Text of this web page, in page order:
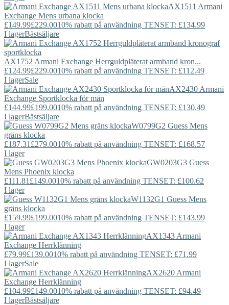
AX1511 Armani
Exchange Mens urbana klocka
£149.99£229.0010% rabatt på användning TENSET: £134.99
I lagerBästsäljare
AX1752 Armani Exchange Herrguldpläterat armband kron...
£124.99£229.0010% rabatt på användning TENSET: £112.49
I lagerSale
AX2430 Armani
Exchange Sportklocka för män
£144.99£199.0010% rabatt på användning TENSET: £130.49
I lagerBästsäljare
W0799G2 Guess Mens
gräns klocka
£187.31 £279.0010% rabatt på användning TENSET: £168.57
I lager
GW0203G3 Guess
Mens Phoenix klocka
£111.81 £149.0010% rabatt på användning TENSET: £100.62
I lager
W1132G1 Guess Mens
gräns klocka
£159.99£199.0010% rabatt på användning TENSET: £143.99
I lager
AX1343 Armani
Exchange Herrklänning
£79.99£139.0010% rabatt på användning TENSET: £71.99
I lagerSale
AX2620 Armani
Exchange Herrklänning
£104.99£149.0010% rabatt på användning TENSET: £94.49
I lagerBästsäljare